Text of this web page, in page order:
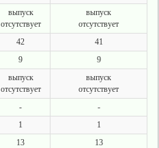
выпуск
отсутствует
выпуск
отсутствует
42
41
9 9
выпуск
отсутствует
выпуск
отсутствует
-
-
1
1
13
13